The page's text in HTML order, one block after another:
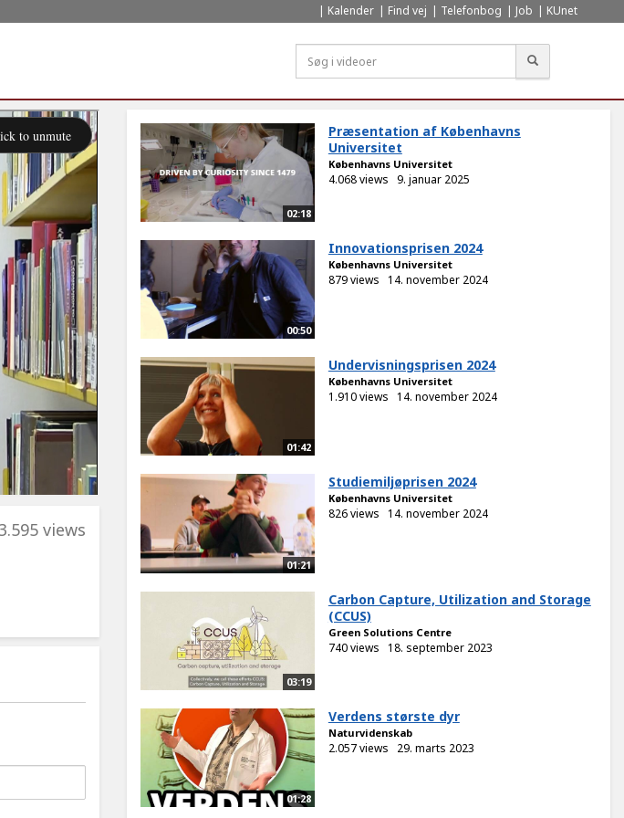
Kalender Find vej Telefonbog Job KUnet
views
02:18
Præsentation af Københavns
Universitet
Københavns Universitet
4.068 views 9. januar 2025
00:50
Innovationsprisen 2024
Københavns Universitet
879 views 14. november 2024
01:42
Undervisningsprisen 2024
Københavns Universitet
1.910 views 14. november 2024
01:21
Studiemiljøprisen 2024
Københavns Universitet
826 views 14. november 2024
03:19
Carbon Capture, Utilization and Storage
(CCUS)
Green Solutions Centre
740 views 18. september 2023
01:28
Verdens største dyr
Naturvidenskab
2.057 views 29. marts 2023